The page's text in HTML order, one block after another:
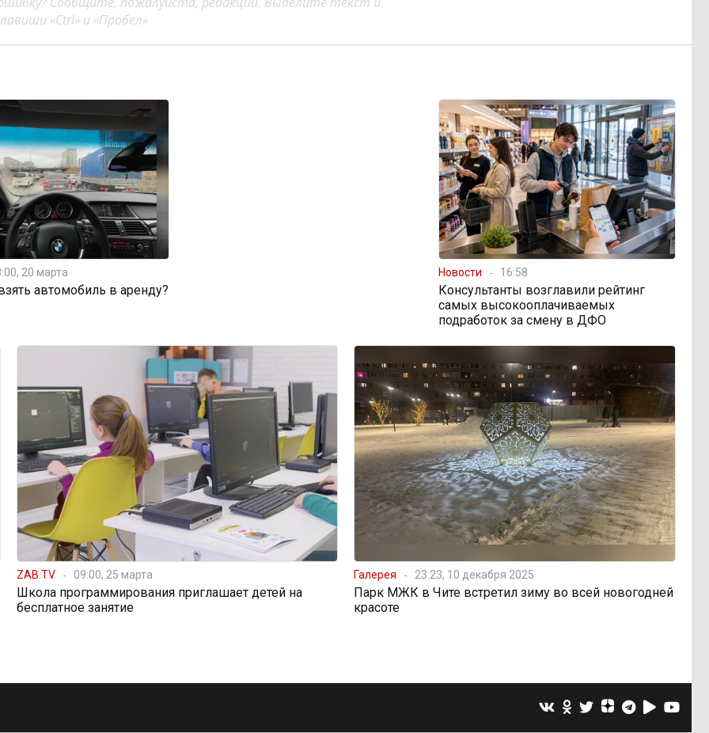
«Ctrl» и «Пробел»
20 марта
автомобиль в аренду?
Новости 16:58
Консультанты возглавили рейтинг
самых высокооплачиваемых
подработок за смену в ДФО
ZAB.TV 09:00, 25 марта
Школа программирования приглашает детей на
бесплатное занятие
Галерея 23:23, 10 декабря 2025
Парк МЖК в Чите встретил зиму во всей новогодней
красоте